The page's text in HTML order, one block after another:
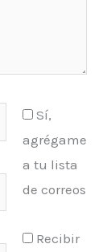
Sí,
agrégame
a tu lista
de correos
Recibir